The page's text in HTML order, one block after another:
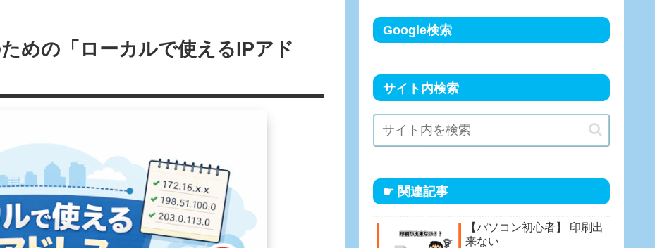
めの「ローカルで使えるIPアド
Google検索
サイト内検索
☛ 関連記事
【パソコン初心者】 印刷出
来ない